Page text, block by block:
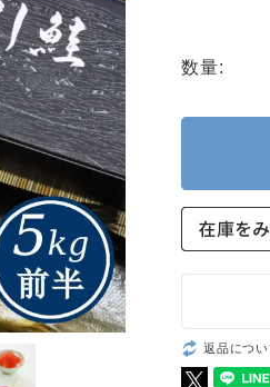
数量:
返品につ